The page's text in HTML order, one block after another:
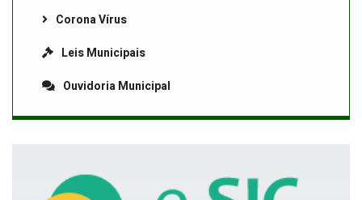
Corona Vírus
Leis Municipais
Ouvidoria Municipal